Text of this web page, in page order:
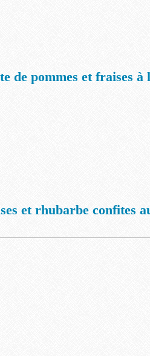
de pommes et fraises à
et rhubarbe confites